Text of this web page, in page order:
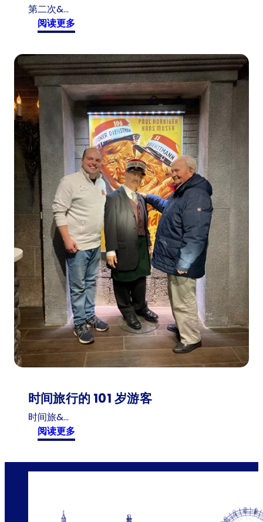
第二次&…
阅读更多:
第
二
次
世
界
战
及
其
对
维
也
纳
的
影
响
时间旅行的 101 岁游客
时间旅&…
阅读更多:
时
间
旅